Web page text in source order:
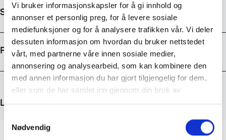
Vi bruker informasjonskapsler for å gi innhold og
annonser et personlig preg, for å levere sosiale
mediefunksjoner og for å analysere trafikken vår. Vi deler
dessuten informasjon om hvordan du bruker nettstedet
vårt, med partnerne våre innen sosiale medier,
annonsering og analysearbeid, som kan kombinere den
med annen informasjon du har gjort tilgjengelig for dem,
eller som de har samlet inn gjennom din bruk av
tjenestene deres.
Nødvendig
Størrelsesguide
Prisutvikling
Like produkter